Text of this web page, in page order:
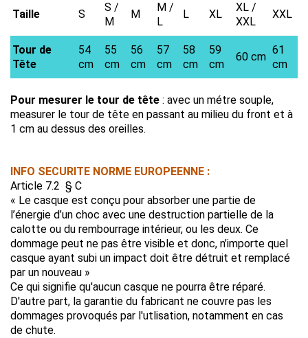
Taille S
S /
M
M
M /
L
L XL
XL /
XXL
XXL
Tour de
Tête
54
cm
55
cm
56
cm
57
cm
58
cm
59
cm
60 cm
61
cm
Pour mesurer le tour de tête : avec un métre souple,
measurer le tour de tête en passant au milieu du front et à
1 cm au dessus des oreilles.
INFO SECURITE NORME EUROPEENNE :
Article 7.2 § C
« Le casque est conçu pour absorber une partie de
l’énergie d’un choc avec une destruction partielle de la
calotte ou du rembourrage intérieur, ou les deux. Ce
dommage peut ne pas être visible et donc, n’importe quel
casque ayant subi un impact doit être détruit et remplacé
par un nouveau »
Ce qui signifie qu'aucun casque ne pourra être réparé.
D'autre part, la garantie du fabricant ne couvre pas les
dommages provoqués par l'utlisation, notamment en cas
de chute.